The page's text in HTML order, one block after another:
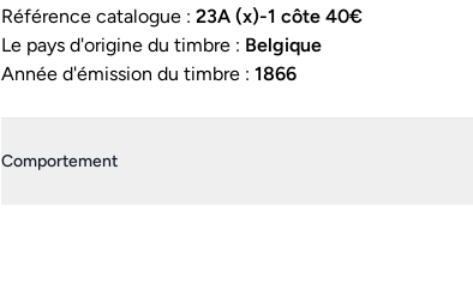
Référence catalogue : 23A (x)-1 côte 40€
Le pays d'origine du timbre : Belgique
Année d'émission du timbre : 1866
Comportement